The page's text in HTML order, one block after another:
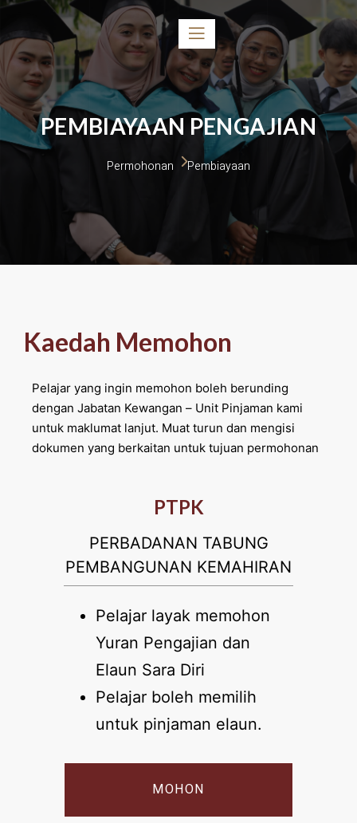
PEMBIAYAAN PENGAJIAN
Permohonan Pembiayaan
Kaedah Memohon
Pelajar yang ingin memohon boleh berunding
dengan Jabatan Kewangan – Unit Pinjaman kami
untuk maklumat lanjut. Muat turun dan mengisi
dokumen yang berkaitan untuk tujuan permohonan
PTPK
PERBADANAN TABUNG
PEMBANGUNAN KEMAHIRAN
Pelajar layak memohon
Yuran Pengajian dan
Elaun Sara Diri
Pelajar boleh memilih
untuk pinjaman elaun.
MOHON